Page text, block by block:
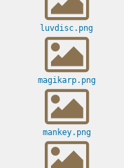
luvdisc.png
magikarp.png
mankey.png